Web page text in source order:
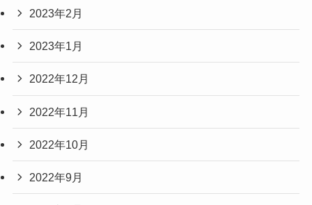
2023年2月
2023年1月
2022年12月
2022年11月
2022年10月
2022年9月